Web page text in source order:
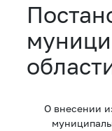
О внесении